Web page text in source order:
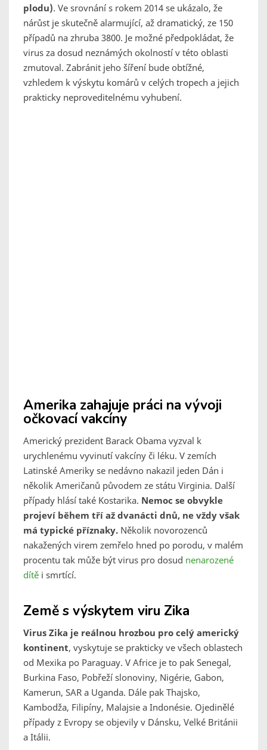
plodu). Ve srovnání s rokem 2014 se ukázalo, že
nárůst je skutečně alarmující, až dramatický, ze 150
případů na zhruba 3800. Je možné předpokládat, že
virus za dosud neznámých okolností v této oblasti
zmutoval. Zabránit jeho šíření bude obtížné,
vzhledem k výskytu komárů v celých tropech a jejich
prakticky neproveditelnému vyhubení.
Amerika zahajuje práci na vývoji
očkovací vakcíny
Americký prezident Barack Obama vyzval k
urychlenému vyvinutí vakcíny či léku. V zemích
Latinské Ameriky se nedávno nakazil jeden Dán i
několik Američanů původem ze státu Virginia. Další
případy hlásí také Kostarika. Nemoc se obvykle
projeví během tří až dvanácti dnů, ne vždy však
má typické příznaky. Několik novorozenců
nakažených virem zemřelo hned po porodu, v malém
procentu tak může být virus pro dosud nenarozené
dítě i smrtící.
Země s výskytem viru Zika
Virus Zika je reálnou hrozbou pro celý americký
kontinent, vyskytuje se prakticky ve všech oblastech
od Mexika po Paraguay. V Africe je to pak Senegal,
Burkina Faso, Pobřeží slonoviny, Nigérie, Gabon,
Kamerun, SAR a Uganda. Dále pak Thajsko,
Kambodža, Filipíny, Malajsie a Indonésie. Ojedinělé
případy z Evropy se objevily v Dánsku, Velké Británii
a Itálii.